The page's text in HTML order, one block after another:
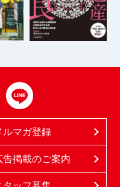
ルマガ登録
告掲載のご案内